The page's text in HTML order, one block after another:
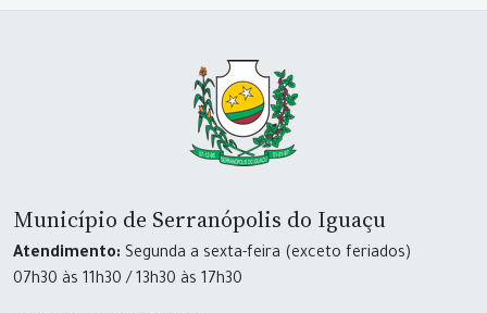
Município de Serranópolis do Iguaçu
Atendimento: Segunda a sexta-feira (exceto feriados)
07h30 às 11h30 / 13h30 às 17h30